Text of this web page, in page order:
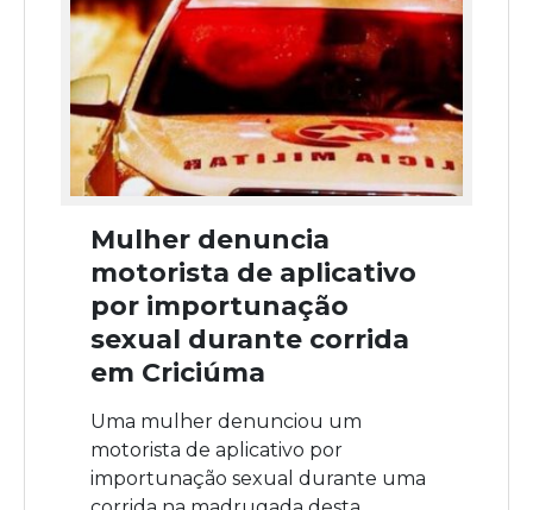
Mulher denuncia
motorista de aplicativo
por importunação
sexual durante corrida
em Criciúma
Uma mulher denunciou um
motorista de aplicativo por
importunação sexual durante uma